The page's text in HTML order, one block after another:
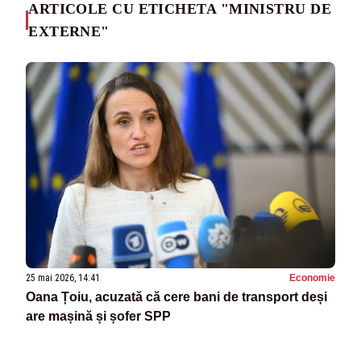
ARTICOLE CU ETICHETA "MINISTRU DE
EXTERNE"
25 mai 2026, 14:41 Economie
Oana Țoiu, acuzată că cere bani de transport deși
are mașină și șofer SPP